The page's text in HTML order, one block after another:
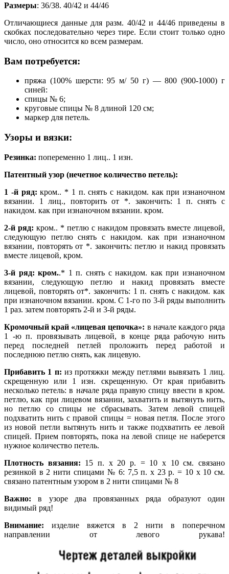
Размеры: 36/38. 40/42 и 44/46
Отличающиеся данные для разм. 40/42 и 44/46 приведены в
скобках последовательно через тире. Если стоит только одно
число, оно относится ко всем размерам.
Вам потребуется:
пряжа (100% шерсти: 95 м/ 50 г) — 800 (900-1000) г
синей:
спицы № 6;
круговые спицы № 8 длиной 120 см;
маркер для петель.
Узоры и вязки:
Резинка: попеременно 1 лиц.. 1 изн.
Патентный узор (нечетное количество петель):
1 -й ряд: кром.. * 1 п. снять с накидом. как при изнаночном
вязании. 1 лиц., повторить от *. закончить: 1 п. снять с
накидом. как при изнаночном вязании. кром.
2-й ряд: кром.. * петлю с накидом провязать вместе лицевой,
следующую петлю снять с накидом. как при изнаночном
вязании, повторять от *. закончить: петлю и накид провязать
вместе лицевой, кром.
3-й ряд: кром..* 1 п. снять с накидом. как при изнаночном
вязании, следующую петлю и накид провязать вместе
лицевой, повторять от*. закончить: 1 п. снять с накидом. как
при изнаночном вязании. кром. С 1-го по 3-й ряды выполнить
1 раз. затем повторять 2-й и 3-й ряды.
Кромочный край «лицевая цепочка»: в начале каждого ряда
1 -ю п. провязывать лицевой, в конце ряда рабочую нить
перед последней петлей проложить перед работой и
последнюю петлю снять, как лицевую.
Прибавить 1 п: из протяжки между петлями вывязать 1 лиц.
скрещенную или 1 изн. скрещенную. От края прибавить
несколько петель: в начале ряда правую спицу ввести в кром.
петлю, как при лицевом вязании, захватить и вытянуть нить,
но петлю со спицы не сбрасывать. Затем левой спицей
подхватить нить с правой спицы = новая петля. После этого
из новой петли вытянуть нить и также подхватить ее левой
спицей. Прием повторять, пока на левой спице не наберется
нужное количество петель.
Плотность вязания: 15 п. х 20 р. = 10 х 10 см. связано
резинкой в 2 нити спицами № 6: 7,5 п. х 23 р. = 10 х 10 см.
связано патентным узором в 2 нити спицами № 8
Важно: в узоре два провязанных ряда образуют один
видимый ряд!
Внимание: изделие вяжется в 2 нити в поперечном
направлении от левого рукава!